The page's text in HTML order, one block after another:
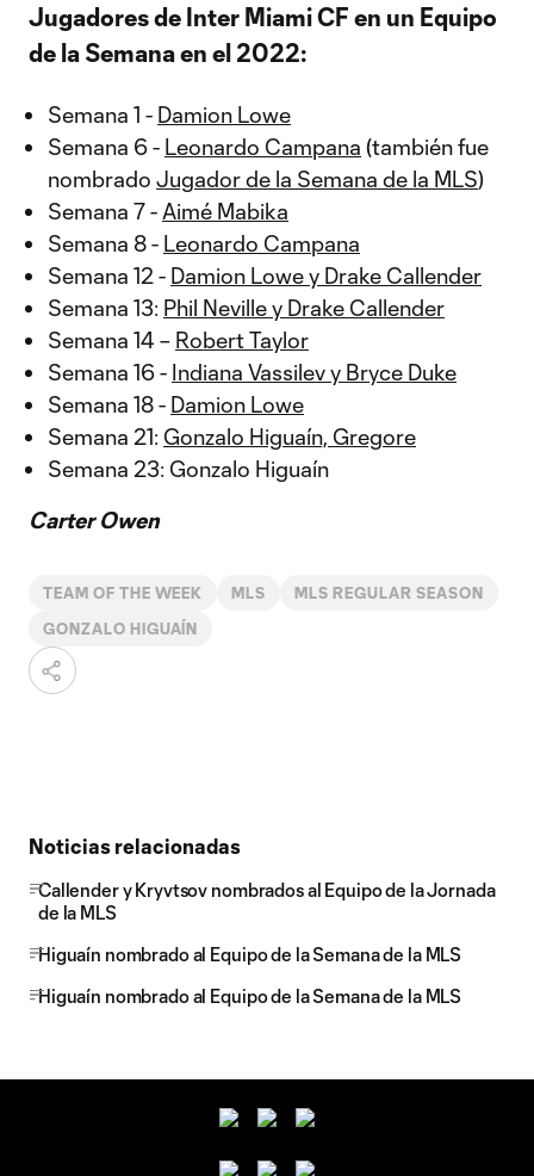
Jugadores de Inter Miami CF en un Equipo
de la Semana en el 2022:
Semana 1 - Damion Lowe
Semana 6 - Leonardo Campana (también fue
nombrado Jugador de la Semana de la MLS)
Semana 7 - Aimé Mabika
Semana 8 - Leonardo Campana
Semana 12 - Damion Lowe y Drake Callender
Semana 13: Phil Neville y Drake Callender
Semana 14 – Robert Taylor
Semana 16 - Indiana Vassilev y Bryce Duke
Semana 18 - Damion Lowe
Semana 21: Gonzalo Higuaín, Gregore
Semana 23: Gonzalo Higuaín
Carter Owen
TEAM OF THE WEEK MLS MLS REGULAR SEASON
GONZALO HIGUAÍN
Noticias relacionadas
Callender y Kryvtsov nombrados al Equipo de la Jornada
de la MLS
Higuaín nombrado al Equipo de la Semana de la MLS
Higuaín nombrado al Equipo de la Semana de la MLS